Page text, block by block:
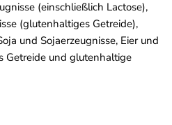
(einschließlich Lactose),
(glutenhaltiges Getreide),
und Sojaerzeugnisse, Eier und
Getreide und glutenhaltige